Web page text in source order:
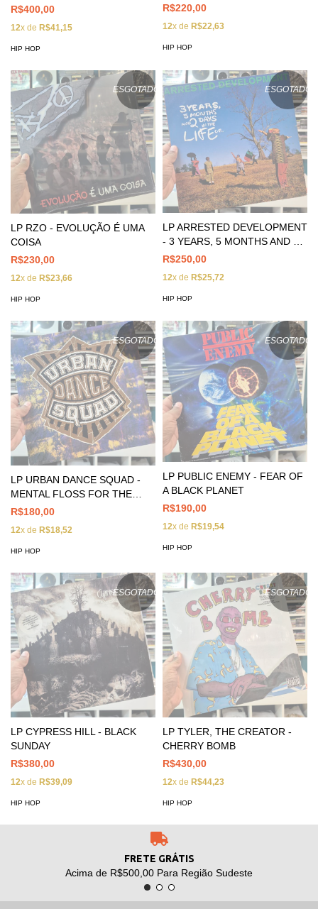
R$400,00
12x de R$41,15
HIP HOP
ILOVEYOUANGELO - MARIA
R$220,00
12x de R$22,63
HIP HOP
ESGOTADO
LP RZO - EVOLUÇÃO É UMA
COISA
R$230,00
12x de R$23,66
HIP HOP
ESGOTADO
LP ARRESTED DEVELOPMENT
- 3 YEARS, 5 MONTHS AND 2
DAYS IN THE LIFE OF...
R$250,00
12x de R$25,72
HIP HOP
ESGOTADO
LP URBAN DANCE SQUAD -
MENTAL FLOSS FOR THE
GLOBE
R$180,00
12x de R$18,52
HIP HOP
ESGOTADO
LP PUBLIC ENEMY - FEAR OF
A BLACK PLANET
R$190,00
12x de R$19,54
HIP HOP
ESGOTADO
LP CYPRESS HILL - BLACK
SUNDAY
R$380,00
12x de R$39,09
HIP HOP
ESGOTADO
LP TYLER, THE CREATOR -
CHERRY BOMB
R$430,00
12x de R$44,23
HIP HOP
FRETE GRÁTIS
Acima de R$500,00 Para Região Sudeste